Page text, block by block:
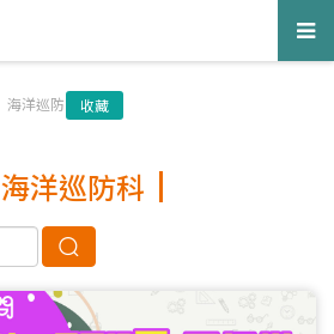
海洋巡防
收藏
海洋巡防科